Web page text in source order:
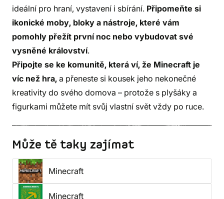
ideální pro hraní, vystavení i sbírání. Připomeňte si
ikonické moby, bloky a nástroje, které vám
pomohly přežít první noc nebo vybudovat své
vysněné království.
Připojte se ke komunitě, která ví, že Minecraft je
víc než hra, a přeneste si kousek jeho nekonečné
kreativity do svého domova – protože s plyšáky a
figurkami můžete mít svůj vlastní svět vždy po ruce.
Může tě taky zajímat
Minecraft
Minecraft